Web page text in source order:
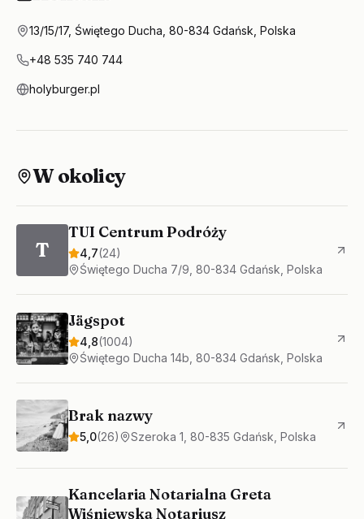
13/15/17, Świętego Ducha, 80-834 Gdańsk, Polska
+48 535 740 744
holyburger.pl
W okolicy
T
TUI Centrum Podróży
4,7(24)
Świętego Ducha 7/9, 80-834 Gdańsk, Polska
Jägspot
4,8(1004)
Świętego Ducha 14b, 80-834 Gdańsk, Polska
Brak nazwy
5,0(26) Szeroka 1, 80-835 Gdańsk, Polska
Kancelaria Notarialna Greta
Wiśniewska Notariusz